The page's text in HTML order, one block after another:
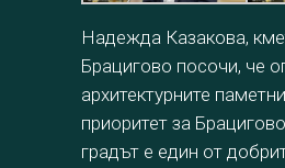
Надежда Казакова,
Брацигово посочи, че
архитектурните
приоритет за
градът е един от